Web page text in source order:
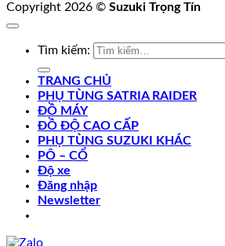
Copyright 2026 © Suzuki Trọng Tín
Tìm kiếm:
TRANG CHỦ
PHỤ TÙNG SATRIA RAIDER
ĐỒ MÁY
ĐỒ ĐỘ CAO CẤP
PHỤ TÙNG SUZUKI KHÁC
PÔ – CỔ
Độ xe
Đăng nhập
Newsletter